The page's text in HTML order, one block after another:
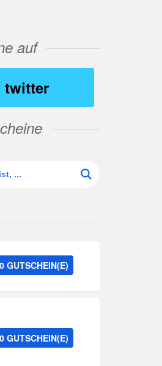
auf
twitter
0 GUTSCHEIN(E)
0 GUTSCHEIN(E)